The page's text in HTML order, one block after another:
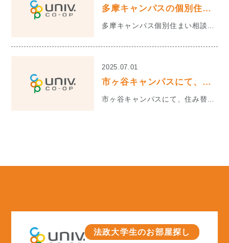
多摩キャンパスの個別住まい相談ブース休業のお知らせ
2025.07.01
市ヶ谷キャンパスにて、住み替え相談会を開催いたします。
法政大学生のお部屋探し